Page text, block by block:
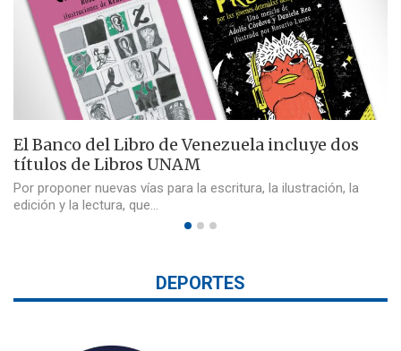
El Banco del Libro de Venezuela incluye dos
títulos de Libros UNAM
Por proponer nuevas vías para la escritura, la ilustración, la
edición y la lectura, que…
DEPORTES